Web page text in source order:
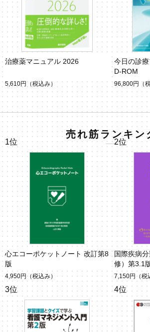
治療薬マニュアル 2026
5,610円（税込み）
今日の診
D-ROM
96,800円 （
売れ筋ランキン
1位
心エコーポケットノート 改訂第8
版
4,950円（税込み）
2位
国際疾病
修）第3.1
7,150円 （税
3位 4位